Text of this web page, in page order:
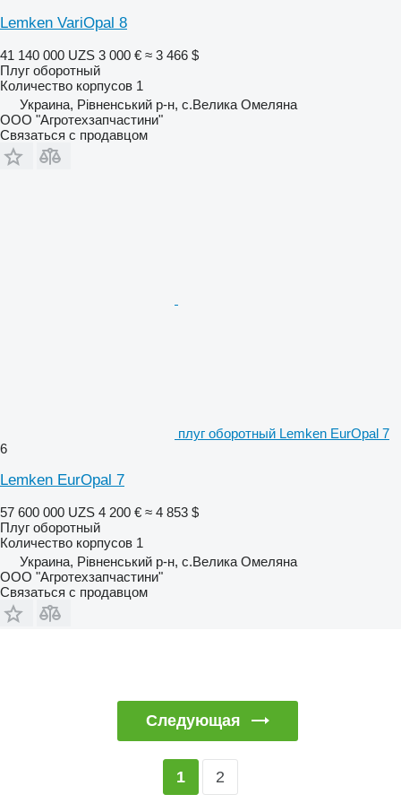
Lemken VariOpal 8
41 140 000 UZS 3 000 € ≈ 3 466 $
Плуг оборотный
Количество корпусов 1
Украина, Рівненський р-н, с.Велика Омеляна
ООО "Агротехзапчастини"
Связаться с продавцом
плуг оборотный Lemken EurOpal 7
6
Lemken EurOpal 7
57 600 000 UZS 4 200 € ≈ 4 853 $
Плуг оборотный
Количество корпусов 1
Украина, Рівненський р-н, с.Велика Омеляна
ООО "Агротехзапчастини"
Связаться с продавцом
Следующая
1 2